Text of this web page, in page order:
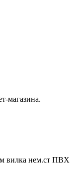
магазина.
вилка нем.ст ПВХ